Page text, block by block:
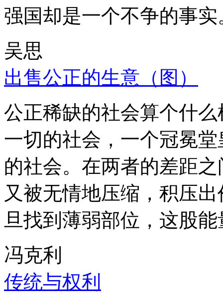
强国却是一个不争的事实
吴思
出售公正的生意（图）
公正稀缺的社会算个什
一切的社会，一个冠冕
的社会。在两者的差距
又被无情地压缩，积压
旦找到薄弱部位，这股
冯克利
传统与权利